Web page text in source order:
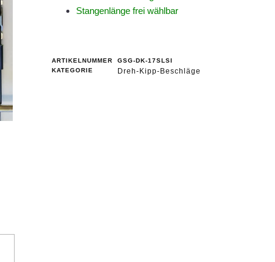
Stangenlänge frei wählbar
ARTIKELNUMMER
GSG-DK-17SLSI
KATEGORIE
Dreh-Kipp-Beschläge